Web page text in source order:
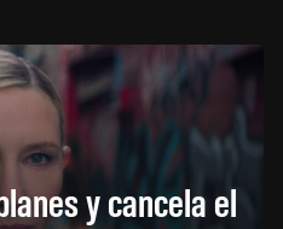
y cancela el